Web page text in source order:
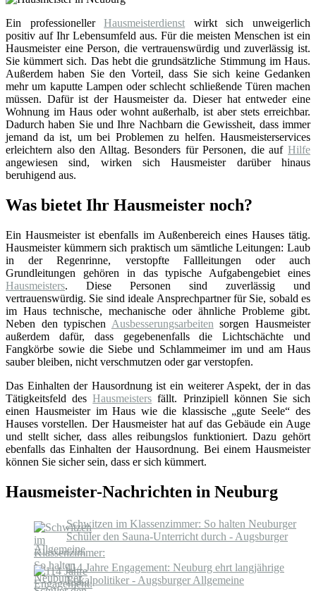
Ein professionellerHausmeisterdienst wirkt sich unweigerlich
positiv auf Ihr Lebensumfeld aus. Für die meisten Menschen ist ein
Hausmeister eine Person, die vertrauenswürdig und zuverlässig ist.
Sie kümmert sich. Das hebt die grundsätzliche Stimmung im Haus.
Außerdem haben Sie den Vorteil, dass Sie sich keine Gedanken
mehr um kaputte Lampen oder schlecht schließende Türen machen
müssen. Dafür ist der Hausmeister da. Dieser hat entweder eine
Wohnung im Haus oder wohnt außerhalb, ist aber stets erreichbar.
Dadurch haben Sie und Ihre Nachbarn die Gewissheit, dass immer
jemand da ist, um bei Problemen zu helfen. Hausmeisterservices
erleichtern also den Alltag. Besonders für Personen, die auf Hilfe
angewiesen sind, wirken sich Hausmeister darüber hinaus
beruhigend aus.
Was bietet Ihr Hausmeister noch?
Ein Hausmeister ist ebenfalls im Außenbereich eines Hauses tätig.
Hausmeister kümmern sich praktisch um sämtliche Leitungen: Laub
in der Regenrinne, verstopfte Fallleitungen oder auch
Grundleitungen gehören in das typische Aufgabengebiet eines
Hausmeisters. Diese Personen sind zuverlässig und
vertrauenswürdig. Sie sind ideale Ansprechpartner für Sie, sobald es
im Haus technische, mechanische oder ähnliche Probleme gibt.
Neben den typischen Ausbesserungsarbeiten sorgen Hausmeister
außerdem dafür, dass gegebenenfalls die Lichtschächte und
Fangkörbe sowie die Siebe und Schlammeimer im und am Haus
sauber bleiben, nicht verschmutzen oder gar verstopfen.
Das Einhalten der Hausordnung ist ein weiterer Aspekt, der in das
Tätigkeitsfeld desHausmeisters fällt. Prinzipiell können Sie sich
einen Hausmeister im Haus wie die klassische „gute Seele“ des
Hauses vorstellen. Der Hausmeister hat auf das Gebäude ein Auge
und stellt sicher, dass alles reibungslos funktioniert. Dazu gehört
ebenfalls das Einhalten der Hausordnung. Bei einem Hausmeister
können Sie sicher sein, dass er sich kümmert.
Hausmeister-Nachrichten in Neuburg
Schwitzen im Klassenzimmer: So halten Neuburger
Schüler den Sauna-Unterricht durch - Augsburger
Allgemeine
114 Jahre Engagement: Neuburg ehrt langjährige
Lokalpolitiker - Augsburger Allgemeine